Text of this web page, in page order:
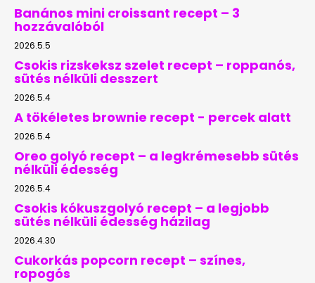
Banános mini croissant recept – 3
hozzávalóból
2026.5.5
Csokis rizskeksz szelet recept – roppanós,
sütés nélküli desszert
2026.5.4
A tökéletes brownie recept - percek alatt
2026.5.4
Oreo golyó recept – a legkrémesebb sütés
nélküli édesség
2026.5.4
Csokis kókuszgolyó recept – a legjobb
sütés nélküli édesség házilag
2026.4.30
Cukorkás popcorn recept – színes,
ropogós